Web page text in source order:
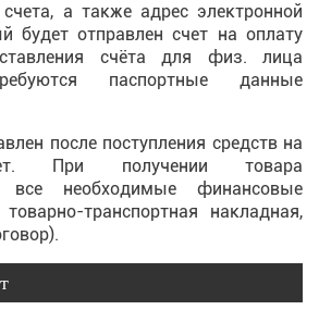
а также адрес электронной
будет отправлен счет на оплату
счёта для физ. лица
паспортные данные
после поступления средств на
При получении товара
все необходимые финансовые
транспортная накладная,